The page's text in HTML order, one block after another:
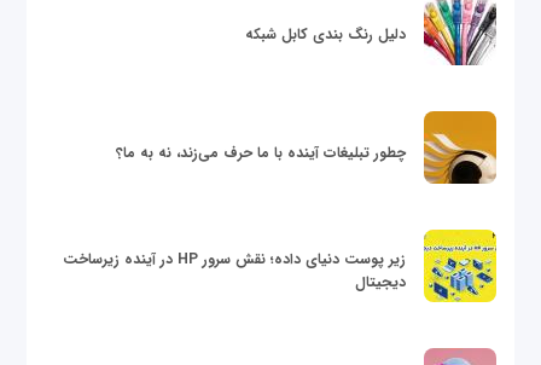
دلیل رنگ بندی کابل شبکه
چطور تبلیغات آینده با ما حرف می‌زند، نه به ما؟
زیر پوست دنیای داده؛ نقش سرور HP در آینده زیرساخت
دیجیتال